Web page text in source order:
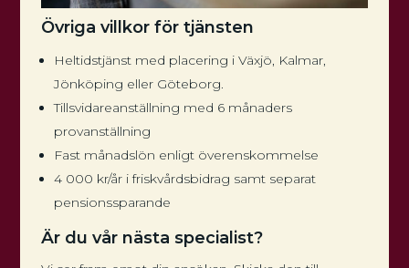
Övriga villkor för tjänsten
Heltidstjänst med placering i Växjö, Kalmar,
Jönköping eller Göteborg.
Tillsvidareanställning med 6 månaders
provanställning
Fast månadslön enligt överenskommelse
4 000 kr/år i friskvårdsbidrag samt separat
pensionssparande
Är du vår nästa specialist?